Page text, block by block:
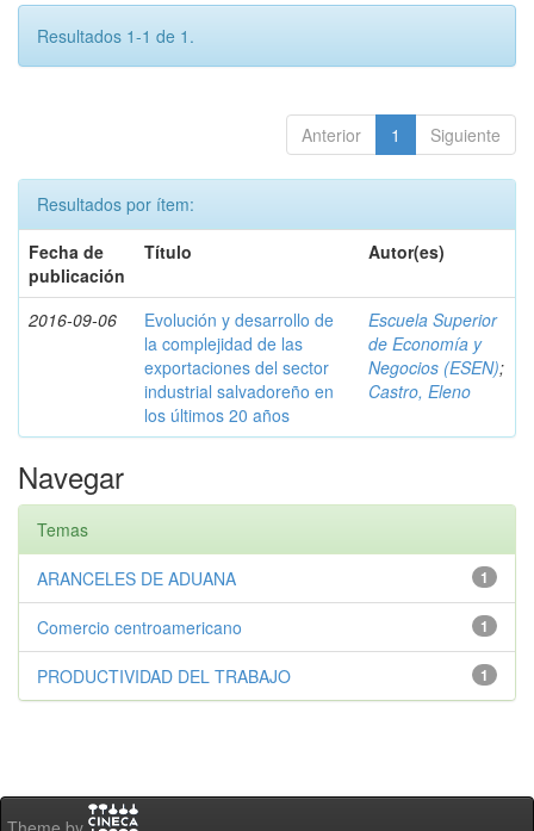
Resultados 1-1 de 1.
Anterior 1 Siguiente
Resultados por ítem:
Fecha de
publicación
Título Autor(es)
2016-09-06
Evolución y desarrollo de
la complejidad de las
exportaciones del sector
industrial salvadoreño en
los últimos 20 años
Escuela Superior
de Economía y
Negocios (ESEN);
Castro, Eleno
Navegar
Temas
1
ARANCELES DE ADUANA
1
Comercio centroamericano
1
PRODUCTIVIDAD DEL TRABAJO